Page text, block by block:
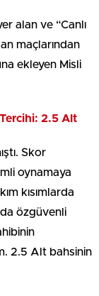
alan ve “Canlı
maçlarından
ekleyen Misli
2.5 Alt
Skor
oynamaya
kısımlarda
özgüvenli
2.5 Alt bahsinin